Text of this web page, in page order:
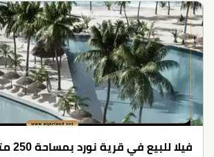
فيلا للبيع في قرية نورد بمساحة 250 متر مربع